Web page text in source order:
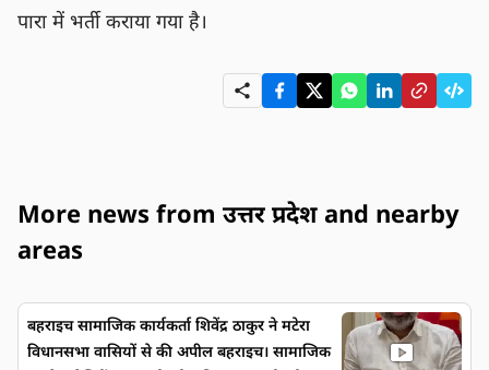
पारा में भर्ती कराया गया है।
More news from उत्तर प्रदेश and nearby
areas
बहराइच सामाजिक कार्यकर्ता शिवेंद्र ठाकुर ने मटेरा
विधानसभा वासियों से की अपील बहराइच। सामाजिक